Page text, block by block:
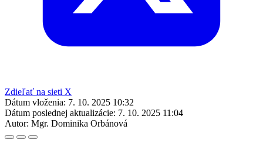
Zdieľať na sieti X
Dátum vloženia: 7. 10. 2025 10:32
Dátum poslednej aktualizácie: 7. 10. 2025 11:04
Autor: Mgr. Dominika Orbánová